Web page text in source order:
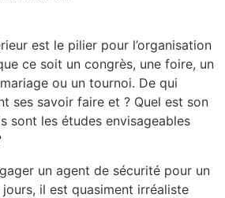
est le pilier pour l’organisation
ce soit un congrès, une foire, un
ou un tournoi. De qui
ses savoir faire et ? Quel est son
sont les études envisageables
un agent de sécurité pour un
il est quasiment irréaliste